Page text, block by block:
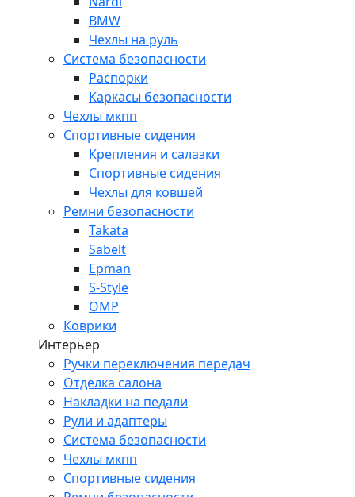
BMW
Чехлы на руль
Система безопасности
Распорки
Каркасы безопасности
Чехлы мкпп
Спортивные сидения
Крепления и салазки
Спортивные сидения
Чехлы для ковшей
Ремни безопасности
Takata
Sabelt
Epman
S-Style
OMP
Коврики
Интерьер
Ручки переключения передач
Отделка салона
Накладки на педали
Рули и адаптеры
Система безопасности
Чехлы мкпп
Спортивные сидения